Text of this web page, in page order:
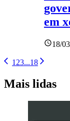
em
18/
1 23...18
Mais lidas